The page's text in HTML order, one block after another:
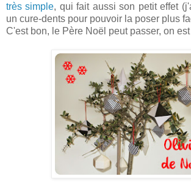
très simple, qui fait aussi son petit effet
un cure-dents pour pouvoir la poser plus
C'est bon, le Père Noël peut passer, on est